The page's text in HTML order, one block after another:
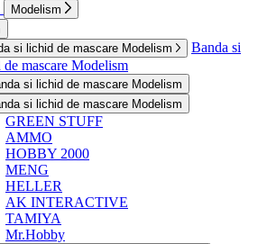
Modelism
si lichid de mascare Modelism
Banda si
mascare Modelism
si lichid de mascare Modelism
si lichid de mascare Modelism
GREEN STUFF
AMMO
HOBBY 2000
MENG
HELLER
AK INTERACTIVE
TAMIYA
Mr.Hobby